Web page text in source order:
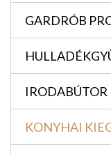
GARDRÓB
IRODABÚTOR
KONYHAI